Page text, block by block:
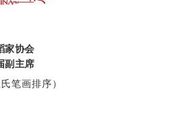
家协会
副主席
笔画排序）